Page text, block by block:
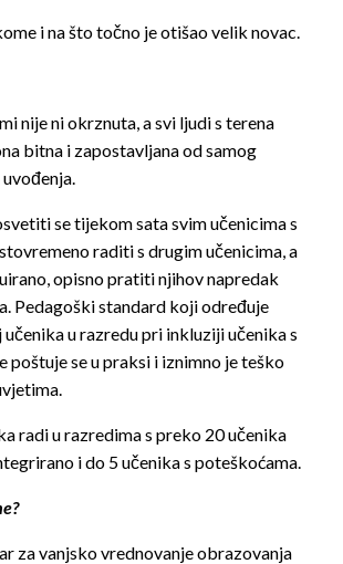
i na što točno je otišao velik novac.
nije ni okrznuta, a svi ljudi s terena
bitna i zapostavljana od samog
se tijekom sata svim učenicima s
raditi s drugim učenicima, a
opisno pratiti njihov napredak
Pedagoški standard koji određuje
u razredu pri inkluziji učenika s
poštuje se u praksi i iznimno je teško
radi u razredima s preko 20 učenika
i do 5 učenika s poteškoćama.
za vanjsko vrednovanje obrazovanja